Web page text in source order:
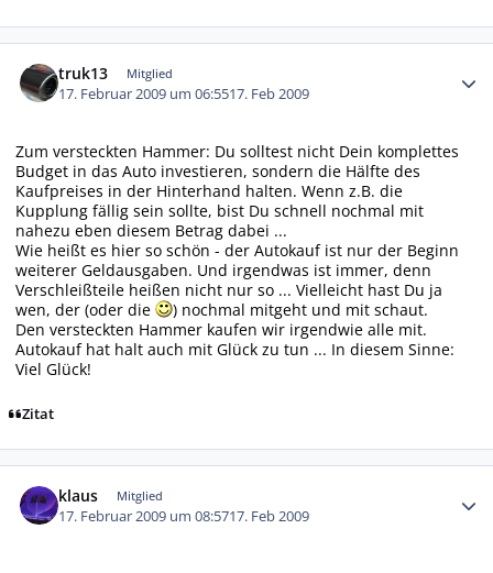
truk13 Mitglied
17. Februar 2009 um 06:5517. Feb 2009
Zum versteckten Hammer: Du solltest nicht Dein komplettes
Budget in das Auto investieren, sondern die Hälfte des
Kaufpreises in der Hinterhand halten. Wenn z.B. die
Kupplung fällig sein sollte, bist Du schnell nochmal mit
nahezu eben diesem Betrag dabei ...
Wie heißt es hier so schön - der Autokauf ist nur der Beginn
weiterer Geldausgaben. Und irgendwas ist immer, denn
Verschleißteile heißen nicht nur so ... Vielleicht hast Du ja
wen, der (oder die
) nochmal mitgeht und mit schaut.
Den versteckten Hammer kaufen wir irgendwie alle mit.
Autokauf hat halt auch mit Glück zu tun ... In diesem Sinne:
Viel Glück!
Zitat
klaus Mitglied
17. Februar 2009 um 08:5717. Feb 2009